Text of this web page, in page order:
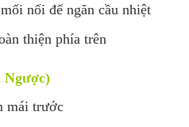
nối để ngăn cầu nhiệt
thiện phía trên
Ngược)
mái trước